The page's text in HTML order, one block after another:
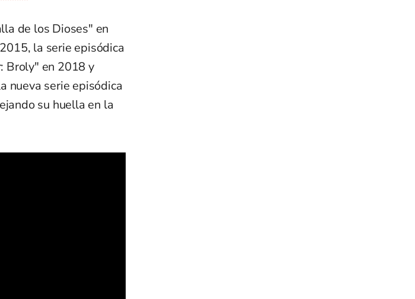
de los Dioses" en
la serie episódica
Broly" en 2018 y
nueva serie episódica
su huella en la